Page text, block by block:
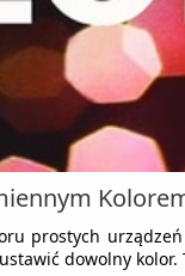
prostych
dowolny